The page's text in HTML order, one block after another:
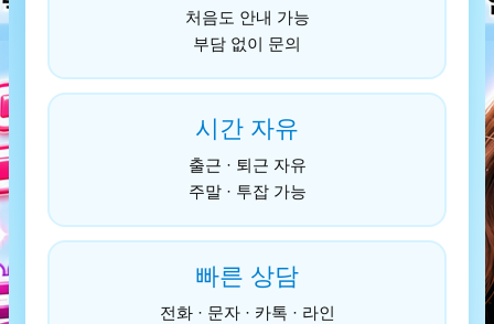
처음도 안내 가능
부담 없이 문의
시간 자유
출근 · 퇴근 자유
주말 · 투잡 가능
빠른 상담
전화 · 문자 · 카톡 · 라인